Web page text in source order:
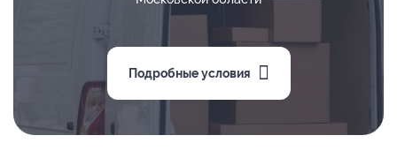
Подробные условия